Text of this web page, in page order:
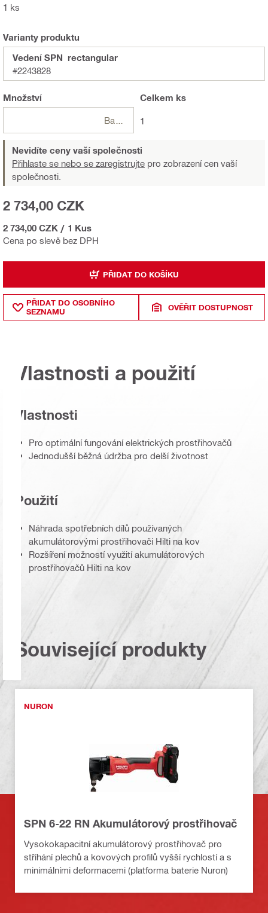
1 ks
Varianty produktu
Vedení SPN rectangular
#2243828
Množství Celkem ks
1
Nevidíte ceny vaší společnosti
Přihlaste se nebo se zaregistrujte pro zobrazení cen vaší
společnosti.
Cena po slevě bez DPH
2 734,00 CZK
2 734,00 CZK / 1 Kus
PŘIDAT DO KOŠÍKU
PŘIDAT DO OSOBNÍHO
SEZNAMU
OVĚŘIT DOSTUPNOST
Vlastnosti a použití
Vlastnosti
Pro optimální fungování elektrických prostřihovačů
Jednodušší běžná údržba pro delší životnost
Použití
Náhrada spotřebních dílů používaných
akumulátorovými prostřihovači Hilti na kov
Rozšíření možností využití akumulátorových
prostřihovačů Hilti na kov
Související produkty
NURON
SPN 6-22 RN Akumulátorový prostřihovač
Vysokokapacitní akumulátorový prostřihovač pro
stříhání plechů a kovových profilů vyšší rychlostí a s
minimálními deformacemi (platforma baterie Nuron)